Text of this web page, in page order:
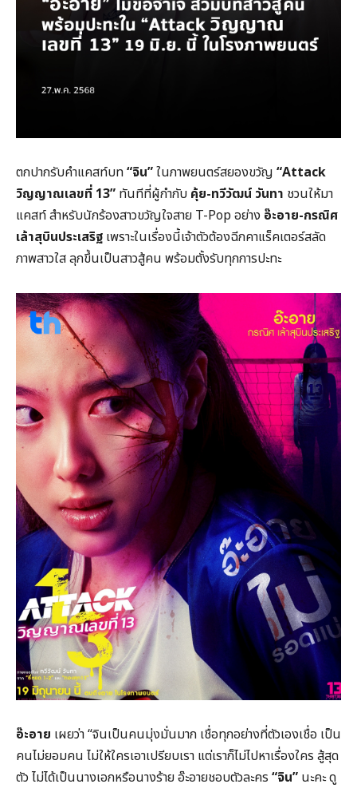
ตกปากรับคำแคสท์บท“จิน”ในภาพยนตร์สยองขวัญ “Attack
วิญญาณเลขที่ 13” ทันทีที่ผู้กำกับ คุ้ย-ทวีวัฒน์ วันทา ชวนให้มา
แคสท์ สำหรับนักร้องสาวขวัญใจสาย T-Pop อย่าง อ๊ะอาย-กรณิศ
เล้าสุบินประเสริฐ เพราะในเรื่องนี้เจ้าตัวต้องฉีกคาแร็คเตอร์สลัด
ภาพสาวใส ลุกขึ้นเป็นสาวสู้คน พร้อมตั้งรับทุกการปะทะ
อ๊ะอาย เผยว่า “จินเป็นคนมุ่งมั่นมาก เชื่อทุกอย่างที่ตัวเองเชื่อ เป็น
คนไม่ยอมคน ไม่ให้ใครเอาเปรียบเรา แต่เราก็ไม่ไปหาเรื่องใคร สู้สุด
ตัว ไม่ได้เป็นนางเอกหรือนางร้าย อ๊ะอายชอบตัวละคร “จิน” นะคะ ดู